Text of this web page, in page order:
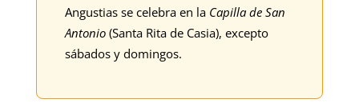
Angustias se celebra en la Capilla de San
Antonio(Santa Rita de Casia), excepto
sábados y domingos.